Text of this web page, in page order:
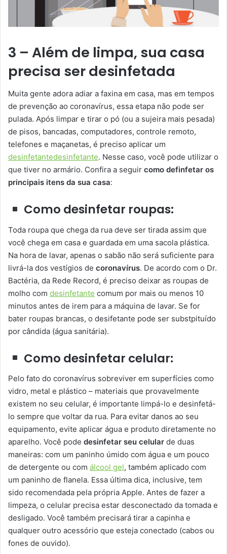
3 – Além de limpa, sua casa
precisa ser desinfetada
Muita gente adora adiar a faxina em casa, mas em tempos
de prevenção ao coronavírus, essa etapa não pode ser
pulada. Após limpar e tirar o pó (ou a sujeira mais pesada)
de pisos, bancadas, computadores, controle remoto,
telefones e maçanetas, é preciso aplicar um
desinfetantedesinfetante. Nesse caso, você pode utilizar o
que tiver no armário. Confira a seguir como definfetar os
principais itens da sua casa:
Como desinfetar roupas:
Toda roupa que chega da rua deve ser tirada assim que
você chega em casa e guardada em uma sacola plástica.
Na hora de lavar, apenas o sabão não será suficiente para
livrá-la dos vestígios de coronavírus. De acordo com o Dr.
Bactéria, da Rede Record, é preciso deixar as roupas de
molho com desinfetante comum por mais ou menos 10
minutos antes de irem para a máquina de lavar. Se for
bater roupas brancas, o desifetante pode ser substpituído
por cândida (água sanitária).
Como desinfetar celular:
Pelo fato do coronavírus sobreviver em superfícies como
vidro, metal e plástico – materiais que provavelmente
existem no seu celular, é importante limpá-lo e desinfetá-
lo sempre que voltar da rua. Para evitar danos ao seu
equipamento, evite aplicar água e produto diretamente no
aparelho. Você pode desinfetar seu celular de duas
maneiras: com um paninho úmido com água e um pouco
de detergente ou com álcool gel, também aplicado com
um paninho de flanela. Essa última dica, inclusive, tem
sido recomendada pela própria Apple. Antes de fazer a
limpeza, o celular precisa estar desconectado da tomada e
desligado. Você também precisará tirar a capinha e
qualquer outro acessório que esteja conectado (cabos ou
fones de ouvido).